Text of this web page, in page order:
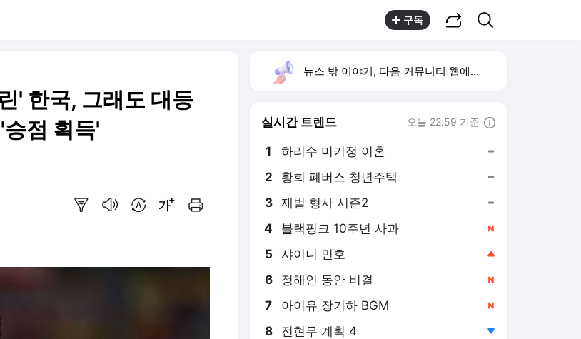
구독
' 한국, 그래도 대등
점 획득'
뉴스 밖 이야기, 다음 커뮤니티 웹에서 보기
실시간 트렌드 오늘 22:59 기준
1 하리수 미키정 이혼
2 황희 폐버스 청년주택
3 재벌 형사 시즌2
4 블랙핑크 10주년 사과
5 샤이니 민호
6 정해인 동안 비결
7 아이유 장기하 BGM
8 전현무 계획 4